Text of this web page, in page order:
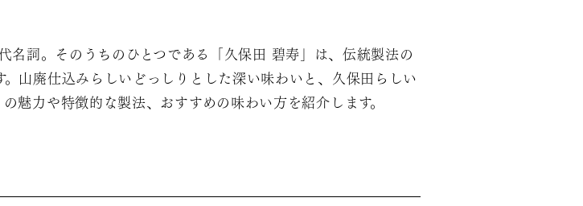
名詞。そのうちのひとつである「久保田 碧寿」は、伝統製法の
山廃仕込みらしいどっしりとした深い味わいと、久保田らしい
魅力や特徴的な製法、おすすめの味わい方を紹介します。